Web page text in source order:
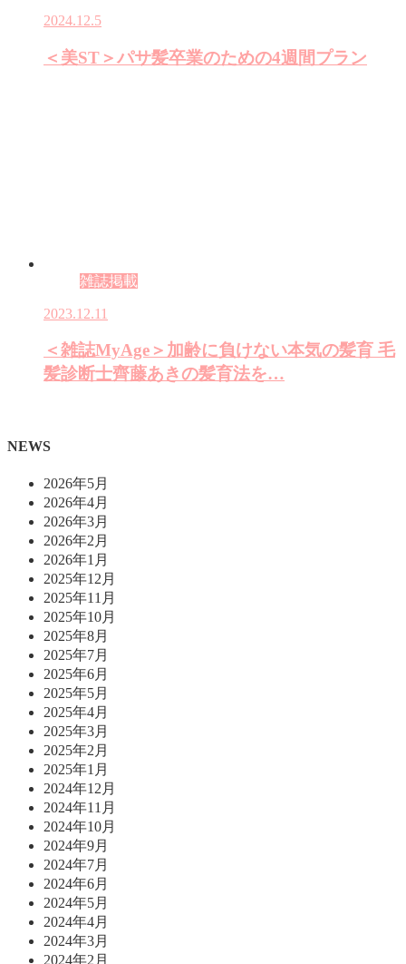
2024.12.5
＜美ST＞パサ髪卒業のための4週間プラン
雑誌掲載
2023.12.11
＜雑誌MyAge＞加齢に負けない本気の髪育 毛
髪診断士齊藤あきの髪育法を…
NEWS
2026年5月
2026年4月
2026年3月
2026年2月
2026年1月
2025年12月
2025年11月
2025年10月
2025年8月
2025年7月
2025年6月
2025年5月
2025年4月
2025年3月
2025年2月
2025年1月
2024年12月
2024年11月
2024年10月
2024年9月
2024年7月
2024年6月
2024年5月
2024年4月
2024年3月
2024年2月